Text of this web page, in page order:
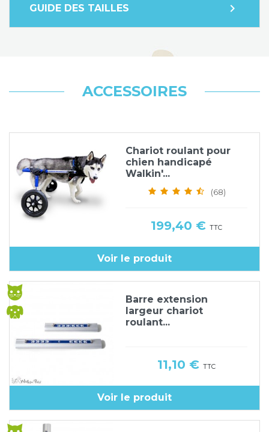
GUIDE DES TAILLES expand_more
ACCESSOIRES
Chariot roulant pour
chien handicapé
Walkin'...
(68)
Prix
199,40 €TTC
Voir le produit
Barre extension
largeur chariot
roulant...
Prix
11,10 €TTC
Voir le produit